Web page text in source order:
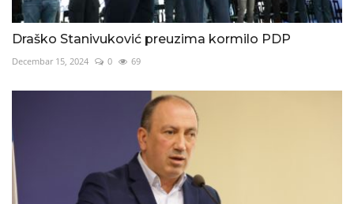
Draško Stanivuković preuzima kormilo PDP
Decembar 15, 2024 0 69